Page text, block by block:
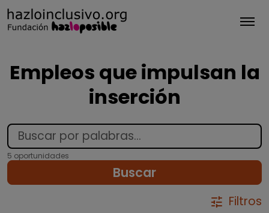
Empleos que impulsan la
inserción
5 oportunidades
Buscar
tune Filtros